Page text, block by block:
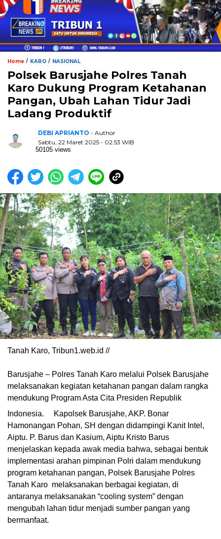
Home / KARO / NASIONAL
Polsek Barusjahe Polres Tanah
Karo Dukung Program Ketahanan
Pangan, Ubah Lahan Tidur Jadi
Ladang Produktif
DEBI APRIANTO - Author
Sabtu, 22 Maret 2025 - 02:53 WIB
50105 views
Tanah Karo, Tribun1.web.id //
Barusjahe – Polres Tanah Karo melalui Polsek Barusjahe
melaksanakan kegiatan ketahanan pangan dalam rangka
mendukung Program Asta Cita Presiden Republik
Indonesia.
Kapolsek Barusjahe, AKP. Bonar
Hamonangan Pohan, SH dengan didampingi Kanit Intel,
Aiptu. P. Barus dan Kasium, Aiptu Kristo Barus
menjelaskan kepada awak media bahwa, sebagai bentuk
implementasi arahan pimpinan Polri dalam mendukung
program ketahanan pangan, Polsek Barusjahe Polres
Tanah Karo melaksanakan berbagai kegiatan, di
antaranya melaksanakan “cooling system” dengan
mengubah lahan tidur menjadi sumber pangan yang
bermanfaat.